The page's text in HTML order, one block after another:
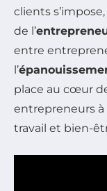
clients
de l’
entre
l’
place au cœur
entrepreneurs
travail et bien-